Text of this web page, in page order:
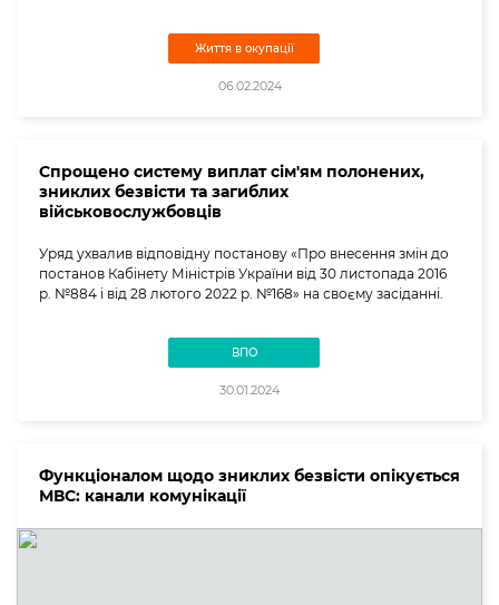
Життя в окупації
06.02.2024
Спрощено систему виплат сім'ям полонених,
зниклих безвісти та загиблих
військовослужбовців
Уряд ухвалив відповідну постанову «Про внесення змін до
постанов Кабінету Міністрів України від 30 листопада 2016
р. №884 і від 28 лютого 2022 р. №168» на своєму засіданні.
ВПО
30.01.2024
Функціоналом щодо зниклих безвісти опікується
МВС: канали комунікації